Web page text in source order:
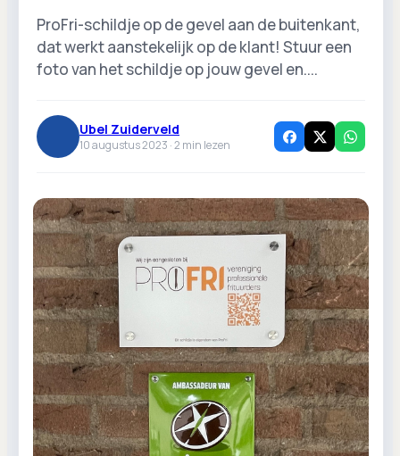
ProFri-schildje op de gevel aan de buitenkant,
dat werkt aanstekelijk op de klant! Stuur een
foto van het schildje op jouw gevel en....
Ubel Zuiderveld
10 augustus 2023 ·2 min lezen